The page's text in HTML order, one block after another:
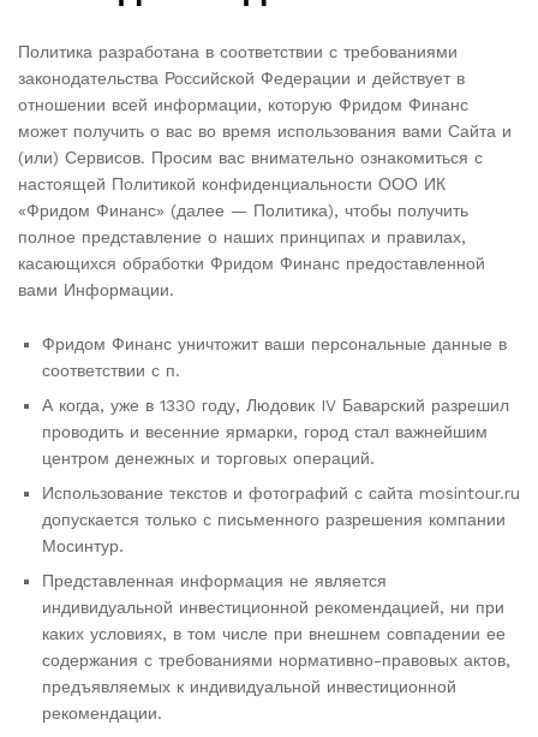
Политика разработана в соответствии с требованиями
законодательства Российской Федерации и действует в
отношении всей информации, которую Фридом Финанс
может получить о вас во время использования вами Сайта и
(или) Сервисов. Просим вас внимательно ознакомиться с
настоящей Политикой конфиденциальности ООО ИК
«Фридом Финанс» (далее — Политика), чтобы получить
полное представление о наших принципах и правилах,
касающихся обработки Фридом Финанс предоставленной
вами Информации.
Фридом Финанс уничтожит ваши персональные данные в
соответствии с п.
А когда, уже в 1330 году, Людовик IV Баварский разрешил
проводить и весенние ярмарки, город стал важнейшим
центром денежных и торговых операций.
Использование текстов и фотографий с сайта mosintour.ru
допускается только с письменного разрешения компании
Мосинтур.
Представленная информация не является
индивидуальной инвестиционной рекомендацией, ни при
каких условиях, в том числе при внешнем совпадении ее
содержания с требованиями нормативно-правовых актов,
предъявляемых к индивидуальной инвестиционной
рекомендации.